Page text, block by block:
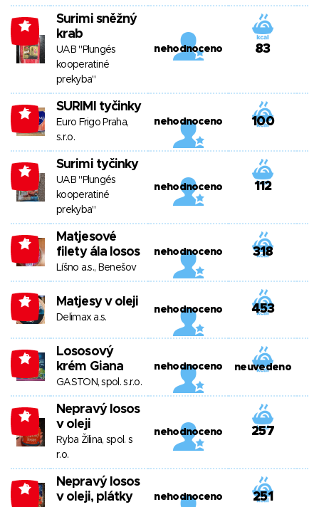
-5
Surimi sněžný
krab
UAB "Plungés
kooperatiné
prekyba"
nehodnoceno 83
-5 SURIMI tyčinky
Euro Frigo Praha,
s.r.o.
nehodnoceno 100
-5 Surimi tyčinky
UAB "Plungés
kooperatiné
prekyba"
nehodnoceno 112
-7
Matjesové
filety ála losos
Líšno a.s., Benešov
nehodnoceno 318
-7 Matjesy v oleji
Delimax a.s.
nehodnoceno 453
-8
Lososový
krém Giana
GASTON, spol. s.r.o.
nehodnoceno neuvedeno
-8
Nepravý losos
v oleji
Ryba Žilina, spol. s
r.o.
nehodnoceno 257
-8
Nepravý losos
v oleji, plátky
nehodnoceno 251